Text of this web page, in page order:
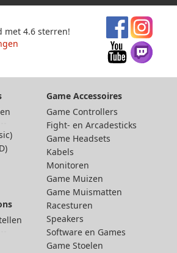
met 4.6 sterren!
Game Accessoires
Game Controllers
Fight- en Arcadesticks
Game Headsets
Kabels
Monitoren
Game Muizen
Game Muismatten
Racesturen
Speakers
Software en Games
Game Stoelen